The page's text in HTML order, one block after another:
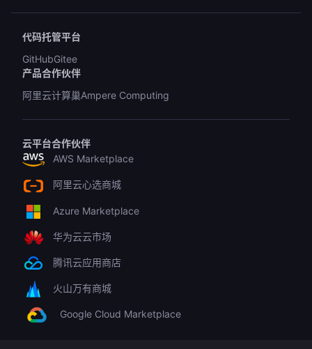
代码托管平台
GitHubGitee
产品合作伙伴
阿里云计算巢Ampere Computing
云平台合作伙伴
AWS Marketplace
阿里云心选商城
Azure Marketplace
华为云云市场
腾讯云应用商店
火山万有商城
Google Cloud Marketplace